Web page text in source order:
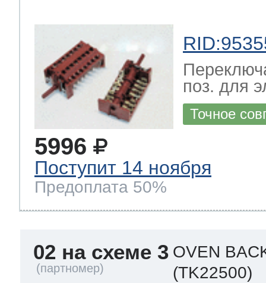
поз. для
Точное
5996
Поступит 14 ноября
Предоплата 50%
02 на схеме 3 OVEN
(TK22500)